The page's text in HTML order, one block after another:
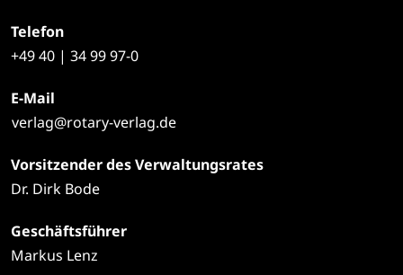
Telefon
+4940 | 34 99 97-0
E-Mail
verlag@rotary-verlag.de
Vorsitzender des Verwaltungsrates
Dr. Dirk Bode
Geschäftsführer
Markus Lenz